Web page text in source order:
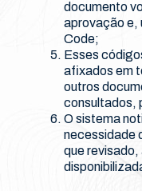
documento
aprovação e,
Code;
Esses
afixados em
outros
consultados,
O sistema
necessidade
que